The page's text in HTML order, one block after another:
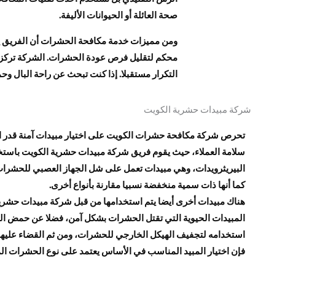
صحة العائلة أو الحيوانات الأليفة.
ومن مميزات خدمة مكافحة الحشرات أن الفريق
محكم لتقليل فرص عودة الحشرات. الشركة تركز
التكرار مستقبلا. إذا كنت تبحث عن راحة
شركة مبيدات حشرية الكويت
تحرص شركة مكافحة حشرات الكويت على اختيار مبيدات آمنة قدر
سلامة العملاء، حيث يقوم فريق شركة مبيدات حشرية الكويت
البيريثرويدات، وهي مبيدات تعمل على شل الجهاز العصبي
كما أنها ذات سمية منخفضة نسبيا مقارنة بأنواع أخرى.
هناك مبيدات أخرى أيضا يتم استخدامها من قبل شركة مبيدات
المبيدات الحيوية التي تقتل الحشرات بشكل آمن، فضلا عن حمض
استخدامه لتجفيف الهيكل الخارجي للحشرات، ومن ثم القضاء
فإن اختيار المبيد المناسب في الأساس يعتمد على نوع الحشرات